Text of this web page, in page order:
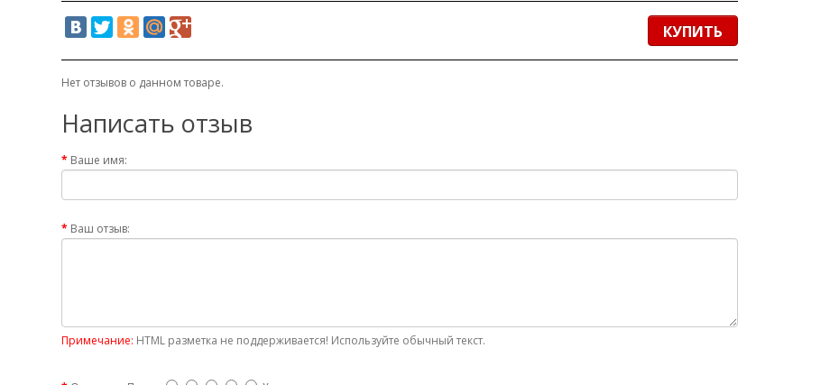
КУПИТЬ
Нет отзывов о данном товаре.
Написать отзыв
Ваше имя:
Ваш отзыв:
Примечание: HTML разметка не поддерживается! Используйте обычный текст.